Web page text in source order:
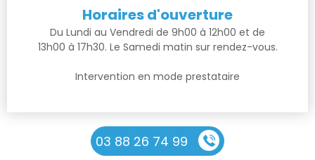
Horaires d'ouverture
Du Lundi au Vendredi de 9h00 à 12h00 et de
13h00 à 17h30. Le Samedi matin sur rendez-vous.
Intervention en mode prestataire
03 88 26 74 99